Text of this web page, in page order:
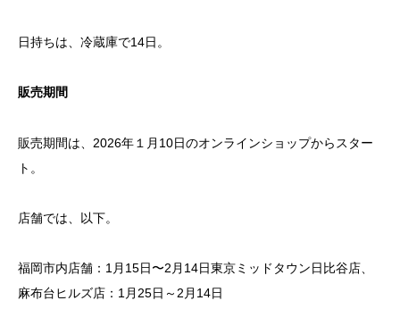
日持ちは、冷蔵庫で14日。
販売期間
販売期間は、2026年１月10日のオンラインショップからスター
ト。
店舗では、以下。
福岡市内店舗：1月15日〜2月14日東京ミッドタウン日比谷店、
麻布台ヒルズ店：1月25日～2月14日